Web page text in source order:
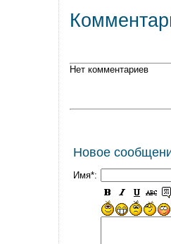
Нет комментариев
Новое
Имя*: